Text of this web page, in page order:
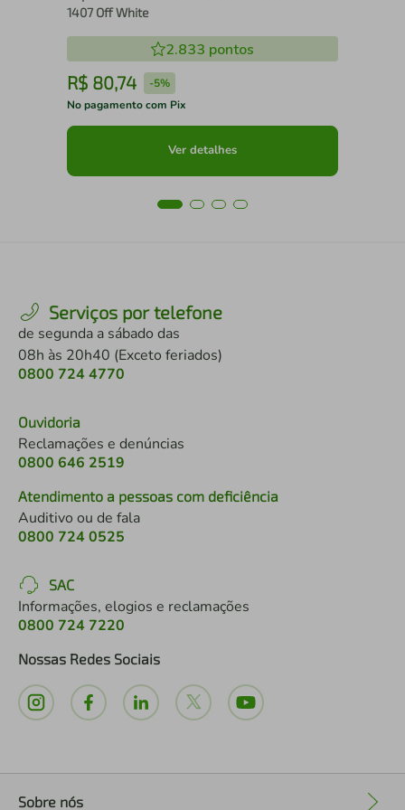
1407 Off White
2.833 pontos
R$ 80,74 -5%
No pagamento com Pix
Ver detalhes
Serviços por telefone
de segunda a sábado das
08h às 20h40 (Exceto feriados)
0800 724 4770
Ouvidoria
Reclamações e denúncias
0800 646 2519
Atendimento a pessoas com deficiência
Auditivo ou de fala
0800 724 0525
SAC
Informações, elogios e reclamações
0800 724 7220
Nossas Redes Sociais
Sobre nós